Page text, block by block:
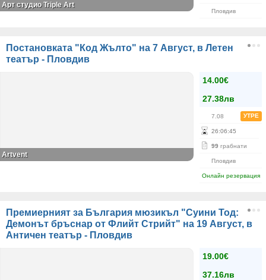
Пловдив
Арт студио Triple Art
Постановката "Код Жълто" на 7 Август, в Летен
театър - Пловдив
14.00€
27.38лв
7.08 УТРЕ
26:06:44
99 грабнати
Пловдив
Онлайн резервация
Artvent
Премиерният за България мюзикъл "Суини Тод:
Демонът бръснар от Флийт Стрийт" на 19 Август, в
Античен театър - Пловдив
19.00€
37.16лв